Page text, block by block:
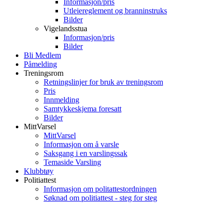
Informasjon/pris
Utleiereglement og branninstruks
Bilder
Vigelandsstua
Informasjon/pris
Bilder
Bli Medlem
Påmelding
Treningsrom
Retningslinjer for bruk av treningsrom
Pris
Innmelding
Samtykkeskjema foresatt
Bilder
MittVarsel
MittVarsel
Informasjon om å varsle
Saksgang i en varslingssak
Temaside Varsling
Klubbtøy
Politiattest
Informasjon om politattestordningen
Søknad om politiattest - steg for steg